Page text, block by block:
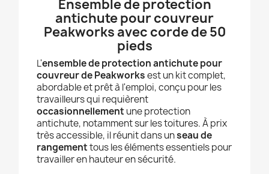
Ensemble de protection
antichute pour couvreur
Peakworks avec corde de 50
pieds
L'ensemble de protection antichute pour
couvreur de Peakworksest un kit complet,
abordable et prêt à l'emploi, conçu pour les
travailleurs qui requièrent
occasionnellement une protection
antichute, notamment sur les toitures. À prix
très accessible, il réunit dans unseau de
rangementtous les éléments essentiels pour
travailler en hauteur en sécurité.